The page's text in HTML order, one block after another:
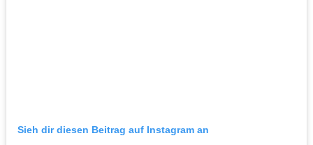
Sieh dir diesen Beitrag auf Instagram an